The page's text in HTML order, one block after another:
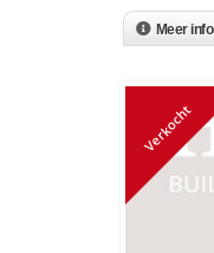
Meer
Verkocht